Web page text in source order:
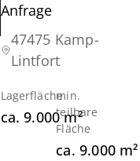
Anfrage
47475 Kamp-
Lintfort
Lagerfläche
ca. 9.000 m²
min.
teilbare
Fläche
ca. 9.000 m²